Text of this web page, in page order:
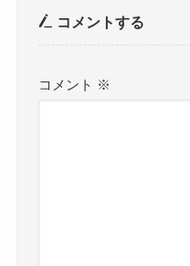
コメントする
コメント ※